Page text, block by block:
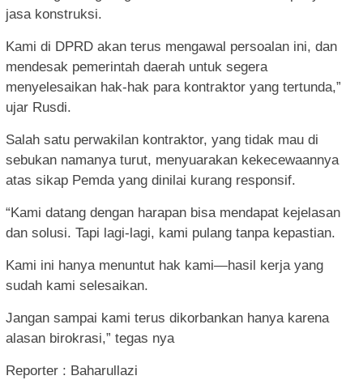
jasa konstruksi.
Kami di DPRD akan terus mengawal persoalan ini, dan
mendesak pemerintah daerah untuk segera
menyelesaikan hak-hak para kontraktor yang tertunda,”
ujar Rusdi.
Salah satu perwakilan kontraktor, yang tidak mau di
sebukan namanya turut, menyuarakan kekecewaannya
atas sikap Pemda yang dinilai kurang responsif.
“Kami datang dengan harapan bisa mendapat kejelasan
dan solusi. Tapi lagi-lagi, kami pulang tanpa kepastian.
Kami ini hanya menuntut hak kami—hasil kerja yang
sudah kami selesaikan.
Jangan sampai kami terus dikorbankan hanya karena
alasan birokrasi,” tegas nya
Reporter : Baharullazi